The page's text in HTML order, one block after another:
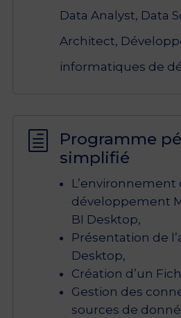
Data Analyst, Data
Architect,
informatiques de
h
Programme
simplifié
L’environnement
développement
BI Desktop,
Présentation de
Desktop,
Création d’un
Gestion des
sources de